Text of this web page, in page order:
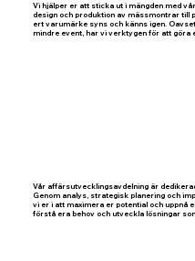
Vi hjälper er att sticka ut i mängden med
design och produktion av mässmontrar
ert varumärke syns och känns igen.
mindre event, har vi verktygen för att göra
Vår affärsutvecklingsavdelning är
Genom analys, strategisk planering och
vi er i att maximera er potential och uppnå
förstå era behov och utveckla lösningar